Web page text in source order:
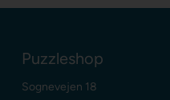
Puzzleshop
Sognevejen 18